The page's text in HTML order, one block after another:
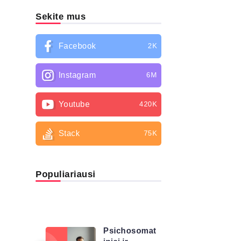
Sekite mus
Facebook 2K
Instagram 6M
Youtube 420K
Stack 75K
Populiariausi
Psichosomat